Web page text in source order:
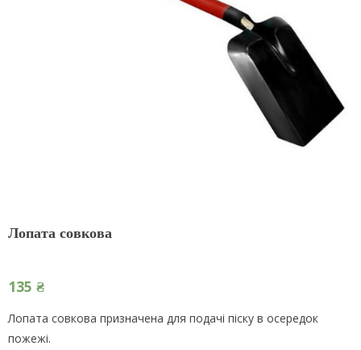
Лопата совкова
135 ₴
Лопата совкова призначена для подачі піску в осередок
пожежі.